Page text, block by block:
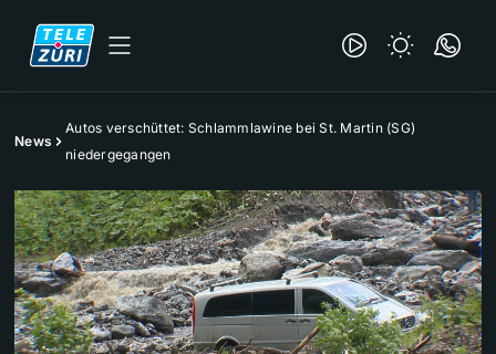
News
Autos verschüttet: Schlammlawine bei St. Martin (SG)
niedergegangen